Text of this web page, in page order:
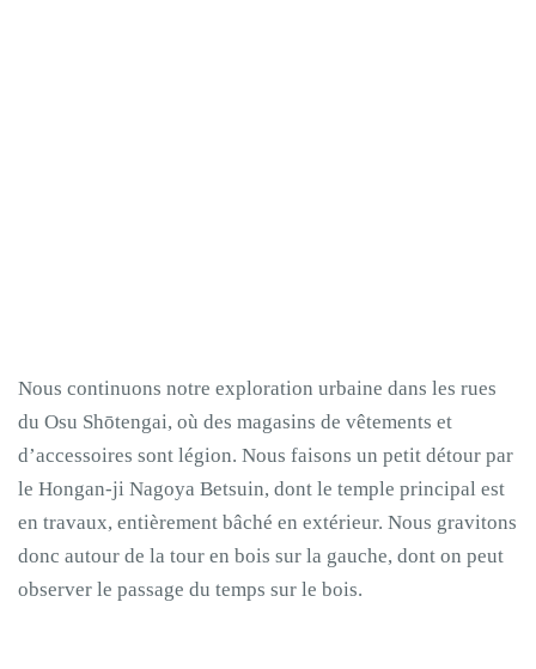
Nous continuons notre exploration urbaine dans les rues
du Osu Shōtengai, où des magasins de vêtements et
d’accessoires sont légion. Nous faisons un petit détour par
le Hongan-ji Nagoya Betsuin, dont le temple principal est
en travaux, entièrement bâché en extérieur. Nous gravitons
donc autour de la tour en bois sur la gauche, dont on peut
observer le passage du temps sur le bois.